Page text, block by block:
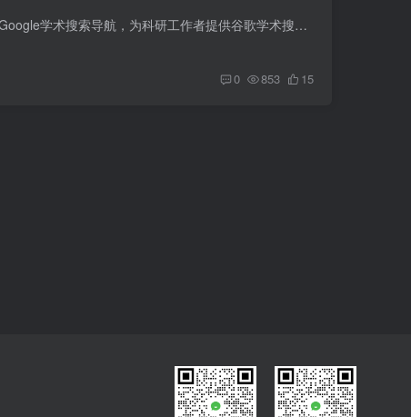
谷歌学术镜像-思谋学术 思谋学术是一个Google学术搜索导航，为科研工作者提供谷歌学术搜索...
0 853 15